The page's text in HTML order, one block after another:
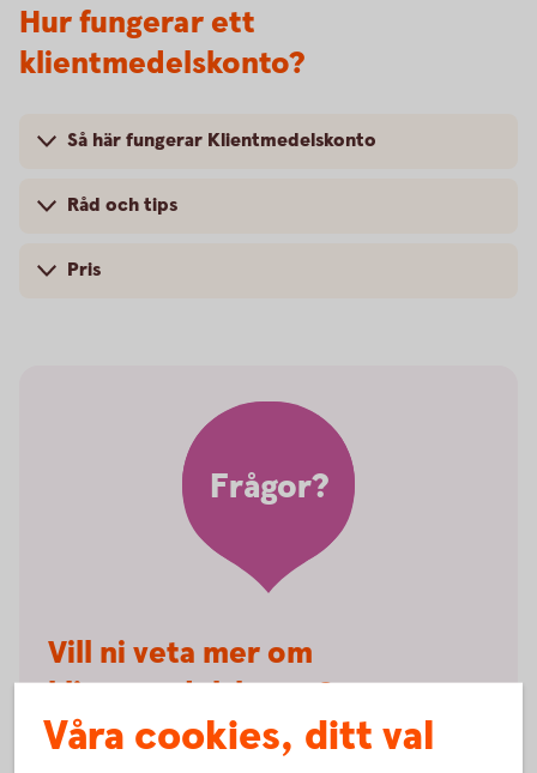
Hur fungerar ett
klientmedelskonto?
Så här fungerar Klientmedelskonto
Råd och tips
Pris
Vill ni veta mer om
klientmedelskonto?
Välkommen att kontakta Kundservice
Frågor?
Våra cookies, ditt val